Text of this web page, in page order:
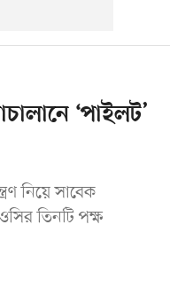
‘পাইলট’
নিয়ে সাবেক
তিনটি পক্ষ